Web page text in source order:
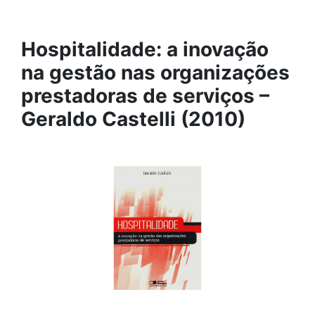
Hospitalidade: a inovação
na gestão nas organizações
prestadoras de serviços –
Geraldo Castelli (2010)